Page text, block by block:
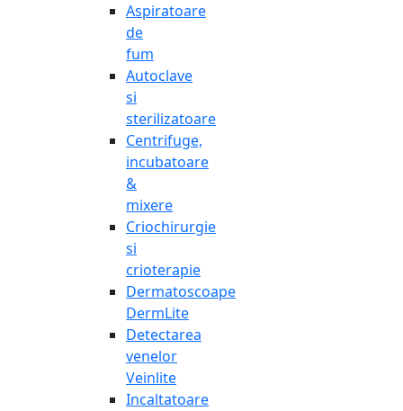
Aspiratoare
de
fum
Autoclave
si
sterilizatoare
Centrifuge,
incubatoare
&
mixere
Criochirurgie
si
crioterapie
Dermatoscoape
DermLite
Detectarea
venelor
Veinlite
Incaltatoare